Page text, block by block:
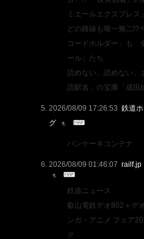
ミエールエクスプレス
どの路線も唯一無二!?
コードホルダー」も
ール」たち
読めない、読めない、
読駅名」の宝庫「成田
2026/08/09 17:26:53 鉄道
グ
パンケーキコンテナ
2026/08/09 01:46:07 railf.jp
鉄道ニュース
叡山電鉄デオ802＋デ
ンガ・アニメ フェア
ク